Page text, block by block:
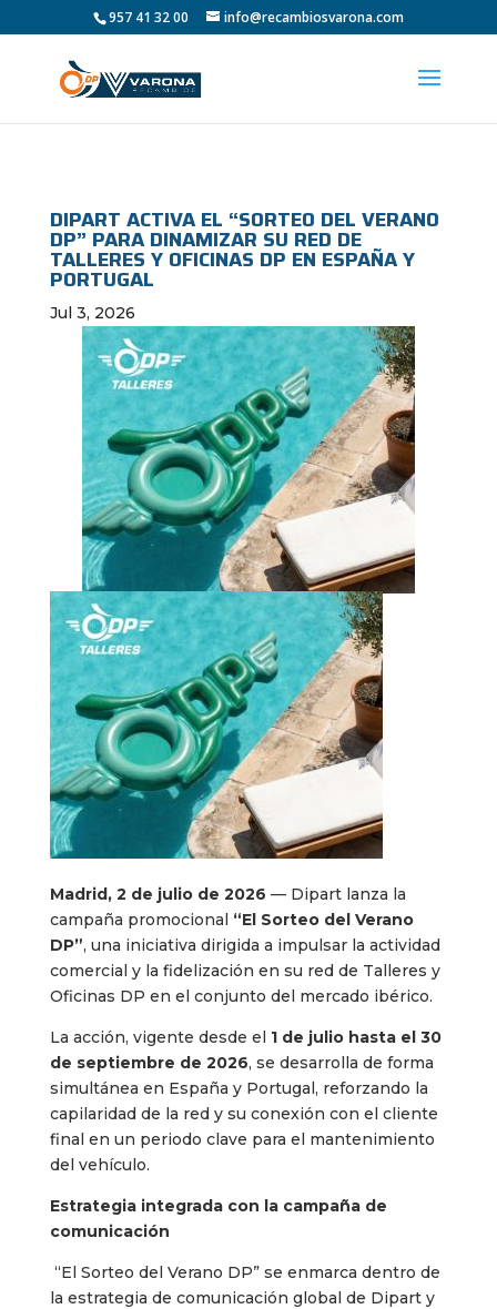
957 41 32 00 info@recambiosvarona.com
DIPART ACTIVA EL “SORTEO DEL VERANO
DP” PARA DINAMIZAR SU RED DE
TALLERES Y OFICINAS DP EN ESPAÑA Y
PORTUGAL
Jul 3, 2026
Madrid, 2 de julio de 2026 — Dipart lanza la
campaña promocional “El Sorteo del Verano
DP”, una iniciativa dirigida a impulsar la actividad
comercial y la fidelización en su red de Talleres y
Oficinas DP en el conjunto del mercado ibérico.
La acción, vigente desde el 1 de julio hasta el 30
de septiembre de 2026, se desarrolla de forma
simultánea en España y Portugal, reforzando la
capilaridad de la red y su conexión con el cliente
final en un periodo clave para el mantenimiento
del vehículo.
Estrategia integrada con la campaña de
comunicación
“El Sorteo del Verano DP” se enmarca dentro de
la estrategia de comunicación global de Dipart y